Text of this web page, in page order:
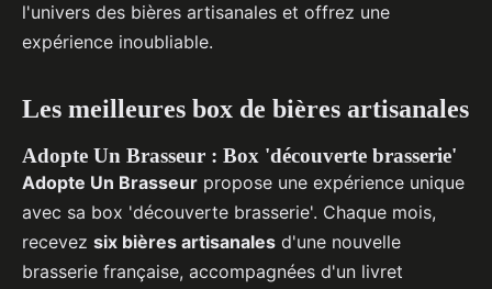
l'univers des bières artisanales et offrez une
expérience inoubliable.
Les meilleures box de bières artisanales
Adopte Un Brasseur : Box 'découverte brasserie'
Adopte Un Brasseur propose une expérience unique
avec sa box 'découverte brasserie'. Chaque mois,
recevez six bières artisanales d'une nouvelle
brasserie française, accompagnées d'un livret